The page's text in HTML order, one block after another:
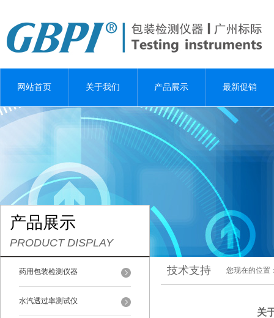
网站首页 关于我们 产品展示 最新促销
产品展示
PRODUCT DISPLAY
药用包装检测仪器
水汽透过率测试仪
技术支持 您现在的位置
关